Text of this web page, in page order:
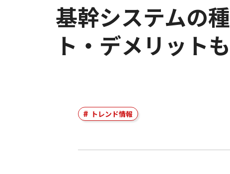
基幹システムの
ト・デメリット
トレンド情報